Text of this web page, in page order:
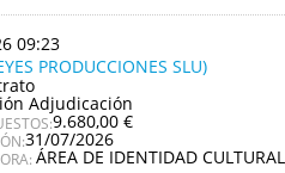
09:23
PRODUCCIONES SLU)
Adjudicación
9.680,00 €
31/07/2026
ÁREA DE IDENTIDAD